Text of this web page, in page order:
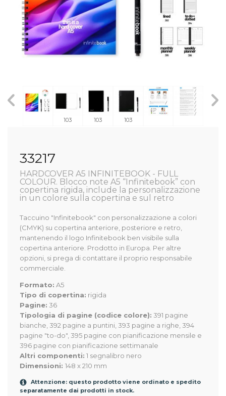
103 103 103
33217
HARDCOVER A5 INFINITEBOOK - FULL
COLOUR. Blocco note A5 “Infinitebook” con
copertina rigida, include la personalizzazione
in un colore sulla copertina e sul retro
Taccuino "Infinitebook" con personalizzazione a colori
(CMYK) su copertina anteriore, posteriore e retro,
mantenendo il logo Infinitebook ben visibile sulla
copertina anteriore. Prodotto in Europa. Per altre
opzioni, si prega di contattare il proprio responsabile
commerciale.
Formato: A5
Tipo di copertina: rigida
Pagine: 36
Tipologia di pagine (codice colore): 391 pagine
bianche, 392 pagine a puntini, 393 pagine a righe, 394
pagine "to-do", 395 pagine con pianificazione mensile e
396 pagine con pianificazione settimanale
Altri componenti: 1 segnalibro nero
Dimensioni: 148 x 210 mm
Attenzione: questo prodotto viene ordinato e spedito
separatamente dai prodotti in stock.